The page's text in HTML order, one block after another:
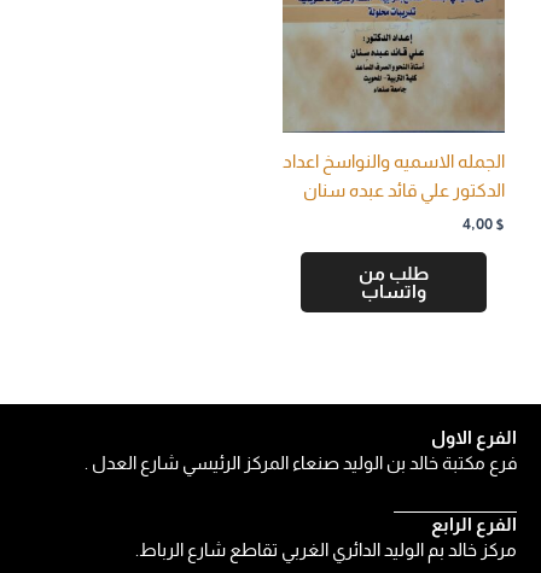
الجمله الاسميه والنواسخ اعداد
الدكتور علي قائد عبده سنان
4,00 $
طلب من
واتساب
الفرع الاول
فرع مكتبة خالد بن الوليد صنعاء المركز الرئيسي شارع العدل .
الفرع الرابع
مركز خالد بم الوليد الدائري الغربي تقاطع شارع الرباط.